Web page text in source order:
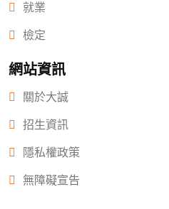
就業
檢定
網站資訊
關於大誠
招生資訊
隱私權政策
無障礙宣告